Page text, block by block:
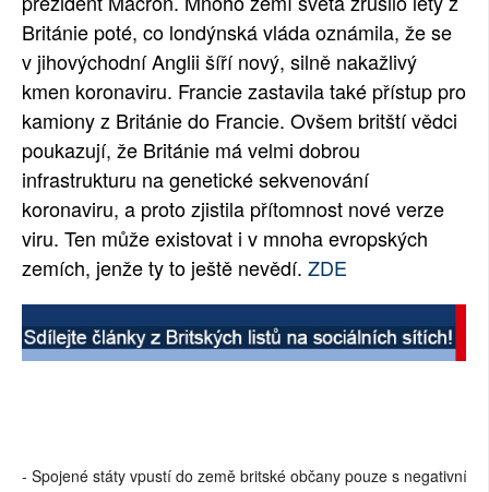
Británie poté, co londýnská vláda oznámila, že se
v jihovýchodní Anglii šíří nový, silně nakažlivý
kmen koronaviru. Francie zastavila také přístup pro
kamiony z Británie do Francie. Ovšem britští vědci
poukazují, že Británie má velmi dobrou
infrastrukturu na genetické sekvenování
koronaviru, a proto zjistila přítomnost nové verze
viru. Ten může existovat i v mnoha evropských
zemích, jenže ty to ještě nevědí. ZDE
- Spojené státy vpustí do země britské občany pouze s negativním